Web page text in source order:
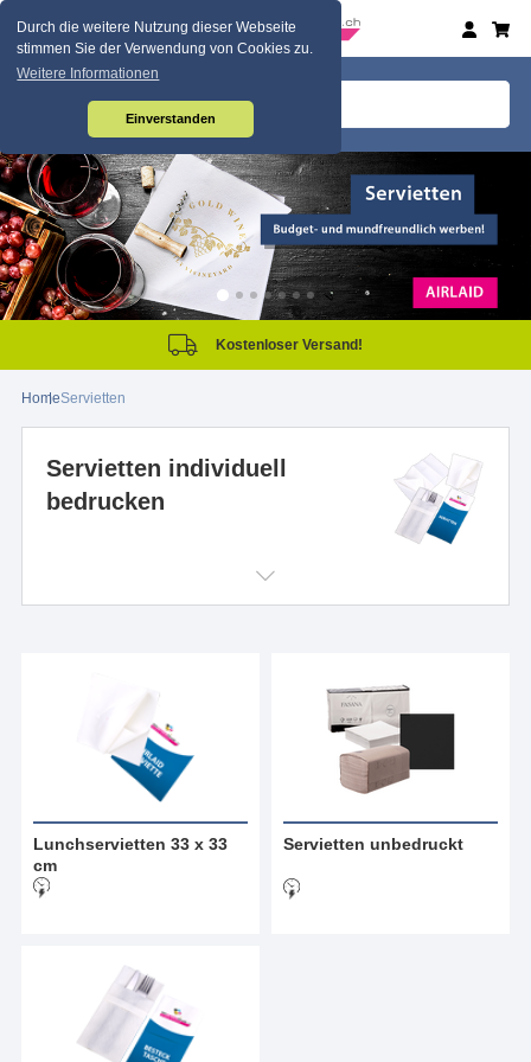
Durch die weitere Nutzung dieser Webseite
stimmen Sie der Verwendung von Cookies zu.
Weitere Informationen
Einverstanden
Kostenloser Versand!
HomeServietten
Servietten individuell
bedrucken
Lunchservietten 33 x 33
cm
Servietten unbedruckt